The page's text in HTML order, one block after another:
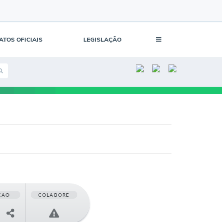
OFICIAIS LEGISLAÇÃO
COLABORE